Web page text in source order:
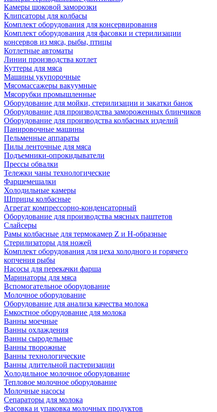
Камеры шоковой заморозки
Клипсаторы для колбасы
Комплект оборудования для консервирования
Комплект оборудования для фасовки и стерилизации
консервов из мяса, рыбы, птицы
Котлетные автоматы
Линии производства котлет
Куттеры для мяса
Машины укупорочные
Мясомассажеры вакуумные
Мясорубки промышленные
Оборудование для мойки, стерилизации и закатки банок
Оборудование для производства замороженных блинчиков
Оборудование для производства колбасных изделий
Панировочные машины
Пельменные аппараты
Пилы ленточные для мяса
Подъемники-опрокидыватели
Прессы обвалки
Тележки чаны технологические
Фаршемешалки
Холодильные камеры
Шприцы колбасные
Агрегат компрессорно-конденсаторный
Оборудование для производства мясных паштетов
Слайсеры
Рамы колбасные для термокамер Z и H-образные
Стерилизаторы для ножей
Комплект оборудования для цеха холодного и горячего
копчения рыбы
Насосы для перекачки фарша
Маринаторы для мяса
Вспомогательное оборудование
Молочное оборудование
Оборудование для анализа качества молока
Емкостное оборудование для молока
Ванны моечные
Ванны охлаждения
Ванны сыродельные
Ванны творожные
Ванны технологические
Ванны длительной пастеризации
Холодильное молочное оборудование
Тепловое молочное оборудование
Молочные насосы
Сепараторы для молока
Фасовка и упаковка молочных продуктов